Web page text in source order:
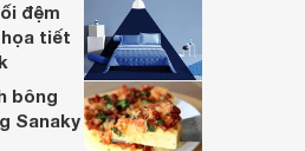
đệm
tiết
bông
Sanaky